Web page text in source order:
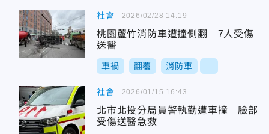
社會
桃園蘆竹消防車遭撞側翻 7人受傷
送醫
車禍 翻覆 消防車
2026/02/28 14:19
社會
北市北投分局員警執勤遭車撞 臉部
受傷送醫急救
2026/01/15 16:43